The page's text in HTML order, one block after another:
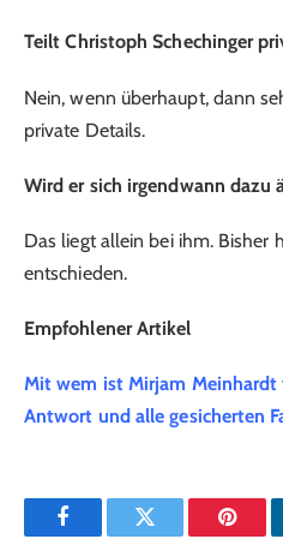
Teilt Christoph Schechinger
Nein, wenn überhaupt, dann
private Details.
Wird er sich irgendwann dazu
Das liegt allein bei ihm. Bisher
entschieden.
Empfohlener Artikel
Mit wem ist Mirjam Meinhardt
Antwort und alle gesicherten
FacebookTwitter